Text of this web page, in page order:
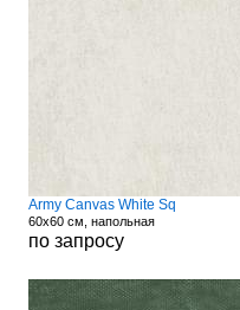
Army Canvas White Sq
60x60 см, напольная
по запросу